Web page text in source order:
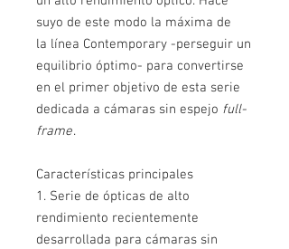
suyo de este modo la máxima de
la línea Contemporary -perseguir un
equilibrio óptimo- para convertirse
en el primer objetivo de esta serie
dedicada a cámaras sin espejo full-
frame.
Características principales
1. Serie de ópticas de alto
rendimiento recientemente
desarrollada para cámaras sin